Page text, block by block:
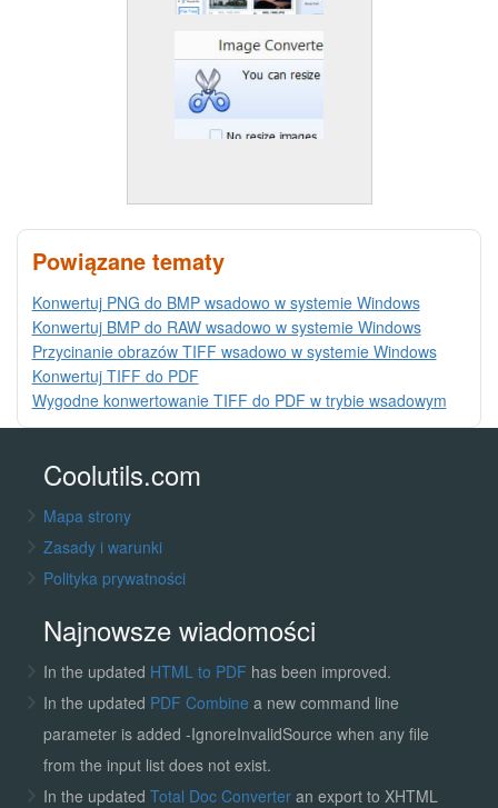
Powiązane tematy
Konwertuj PNG do BMP wsadowo w systemie Windows
Konwertuj BMP do RAW wsadowo w systemie Windows
Przycinanie obrazów TIFF wsadowo w systemie Windows
Konwertuj TIFF do PDF
Wygodne konwertowanie TIFF do PDF w trybie wsadowym
Coolutils.com
Mapa strony
Zasady i warunki
Polityka prywatności
Najnowsze wiadomości
In the updated HTML to PDF has been improved.
In the updated PDF Combine a new command line
parameter is added -IgnoreInvalidSource when any file
from the input list does not exist.
In the updated Total Doc Converter an export to XHTML